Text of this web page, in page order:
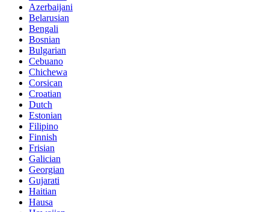
Azerbaijani
Belarusian
Bengali
Bosnian
Bulgarian
Cebuano
Chichewa
Corsican
Croatian
Dutch
Estonian
Filipino
Finnish
Frisian
Galician
Georgian
Gujarati
Haitian
Hausa